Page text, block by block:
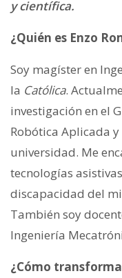
y científica.
¿Quién es Enzo
Soy magíster en
la Católica.
investigación en el
Robótica Aplicada
universidad. Me
tecnologías
discapacidad del
También soy
Ingeniería
¿Cómo